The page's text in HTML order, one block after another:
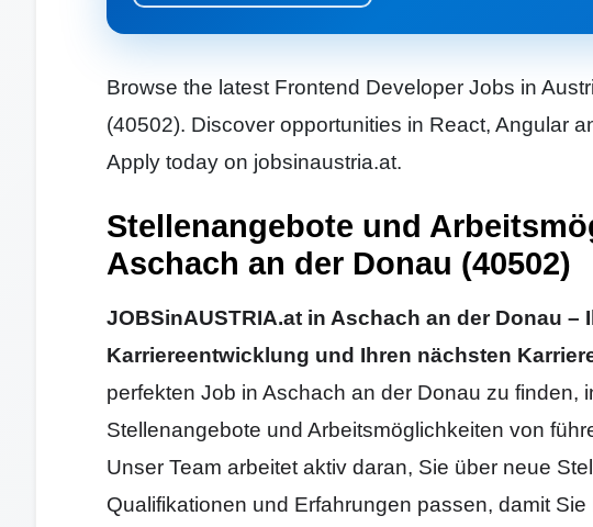
Browse the latest Frontend Developer Jobs in
(40502). Discover opportunities in React, Angular
Apply today on jobsinaustria.at.
Stellenangebote und
Aschach an der Donau (40502)
JOBSinAUSTRIA.at in Aschach an der Donau –
Karriereentwicklung und Ihren nächsten
perfekten Job in Aschach an der Donau zu finden,
Stellenangebote und Arbeitsmöglichkeiten von
Unser Team arbeitet aktiv daran, Sie über neue
Qualifikationen und Erfahrungen passen, damit